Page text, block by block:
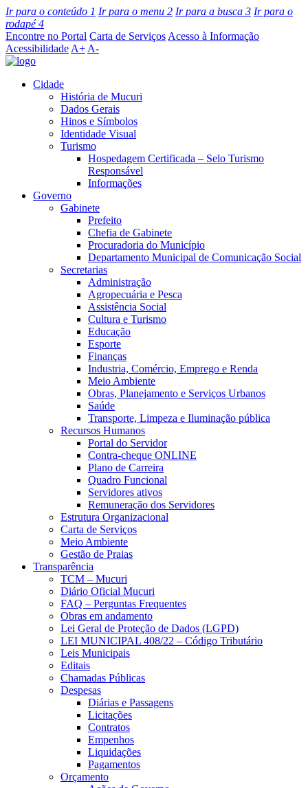
Ir para o conteúdo 1 Ir para o menu 2 Ir para a busca 3 Ir para o
rodapé4
Encontre no Portal Carta de Serviços Acesso à Informação
Acessibilidade A+ A-
Cidade
História de Mucuri
Dados Gerais
Hinos e Símbolos
Identidade Visual
Turismo
Hospedagem Certificada – Selo Turismo
Responsável
Informações
Governo
Gabinete
Prefeito
Chefia de Gabinete
Procuradoria do Município
Departamento Municipal de Comunicação Social
Secretarias
Administração
Agropecuária e Pesca
Assistência Social
Cultura e Turismo
Educação
Esporte
Finanças
Industria, Comércio, Emprego e Renda
Meio Ambiente
Obras, Planejamento e Serviços Urbanos
Saúde
Transporte, Limpeza e Iluminação pública
Recursos Humanos
Portal do Servidor
Contra-cheque ONLINE
Plano de Carreira
Quadro Funcional
Servidores ativos
Remuneração dos Servidores
Estrutura Organizacional
Carta de Serviços
Meio Ambiente
Gestão de Praias
Transparência
TCM – Mucuri
Diário Oficial Mucuri
FAQ – Perguntas Frequentes
Obras em andamento
Lei Geral de Proteção de Dados (LGPD)
LEI MUNICIPAL 408/22 – Código Tributário
Leis Municipais
Editais
Chamadas Públicas
Despesas
Diárias e Passagens
Licitações
Contratos
Empenhos
Liquidações
Pagamentos
Orçamento